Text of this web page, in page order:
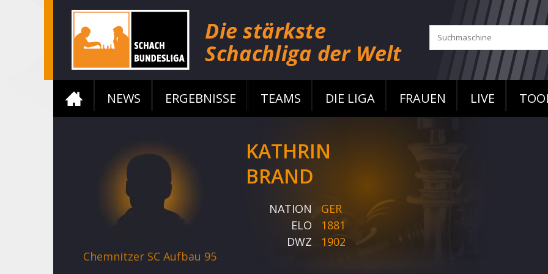
NEWS ERGEBNISSE TEAMS DIE LIGA FRAUEN LIVE
Chemnitzer SC Aufbau 95
KATHRIN
BRAND
NATION
GER
ELO
1881
DWZ
1902